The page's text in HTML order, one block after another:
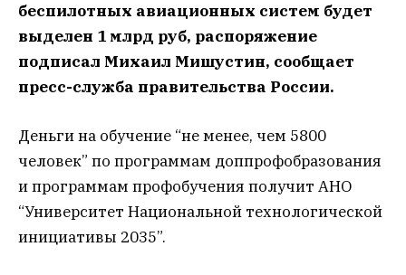
беспилотных авиационных систем будет
выделен 1 млрд руб, распоряжение
подписал Михаил Мишустин, сообщает
пресс-служба правительства России.
Деньги на обучение “не менее, чем 5800
человек” по программам доппрофобразования
и программам профобучения получит АНО
“Университет Национальной технологической
инициативы 2035”.